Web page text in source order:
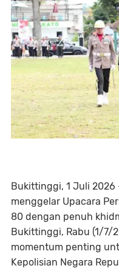
Bukittinggi, 1 Juli
menggelar Upacara
80 dengan penuh
Bukittinggi, Rabu (1/7/
momentum penting
Kepolisian Negara